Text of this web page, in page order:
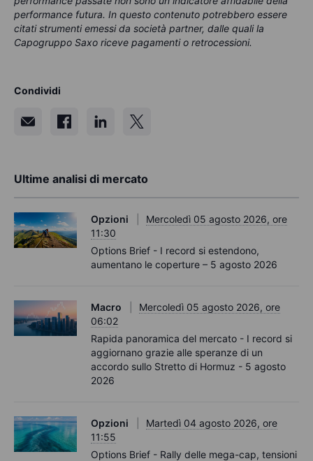
performance futura. In questo contenuto potrebbero essere
citati strumenti emessi da società partner, dalle quali la
Capogruppo Saxo riceve pagamenti o retrocessioni.
Condividi
Ultime analisi di mercato
Opzioni
Mercoledì 05 agosto 2026, ore
11:30
Options Brief - I record si estendono,
aumentano le coperture – 5 agosto 2026
Macro
Mercoledì 05 agosto 2026, ore
06:02
Rapida panoramica del mercato - I record si
aggiornano grazie alle speranze di un
accordo sullo Stretto di Hormuz - 5 agosto
2026
Opzioni
Martedì 04 agosto 2026, ore
11:55
Options Brief - Rally delle mega-cap, tensioni